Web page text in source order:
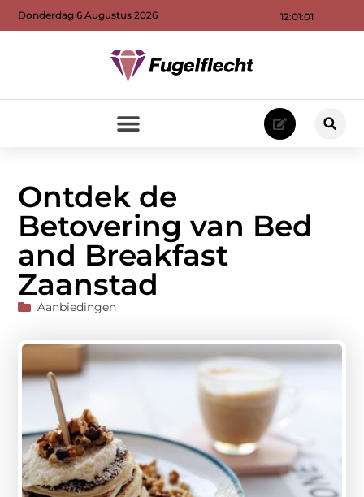
12:01:02
Donderdag 6 Augustus 2026
Ontdek de
Betovering van Bed
and Breakfast
Zaanstad
Aanbiedingen